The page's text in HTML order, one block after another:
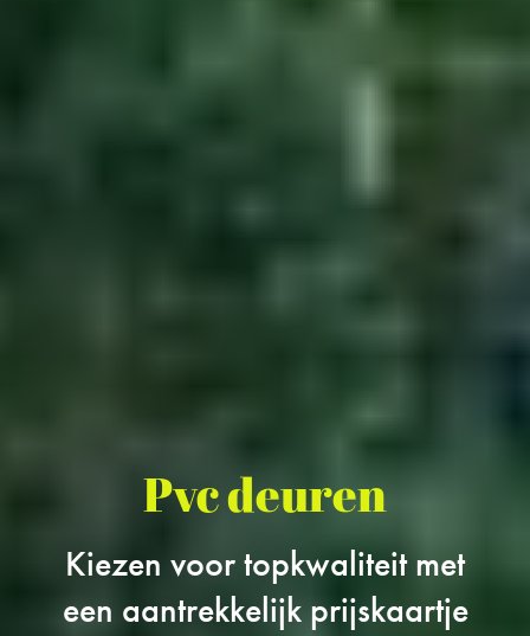
Pvc deuren
Kiezen voor topkwaliteit met
een aantrekkelijk prijskaartje